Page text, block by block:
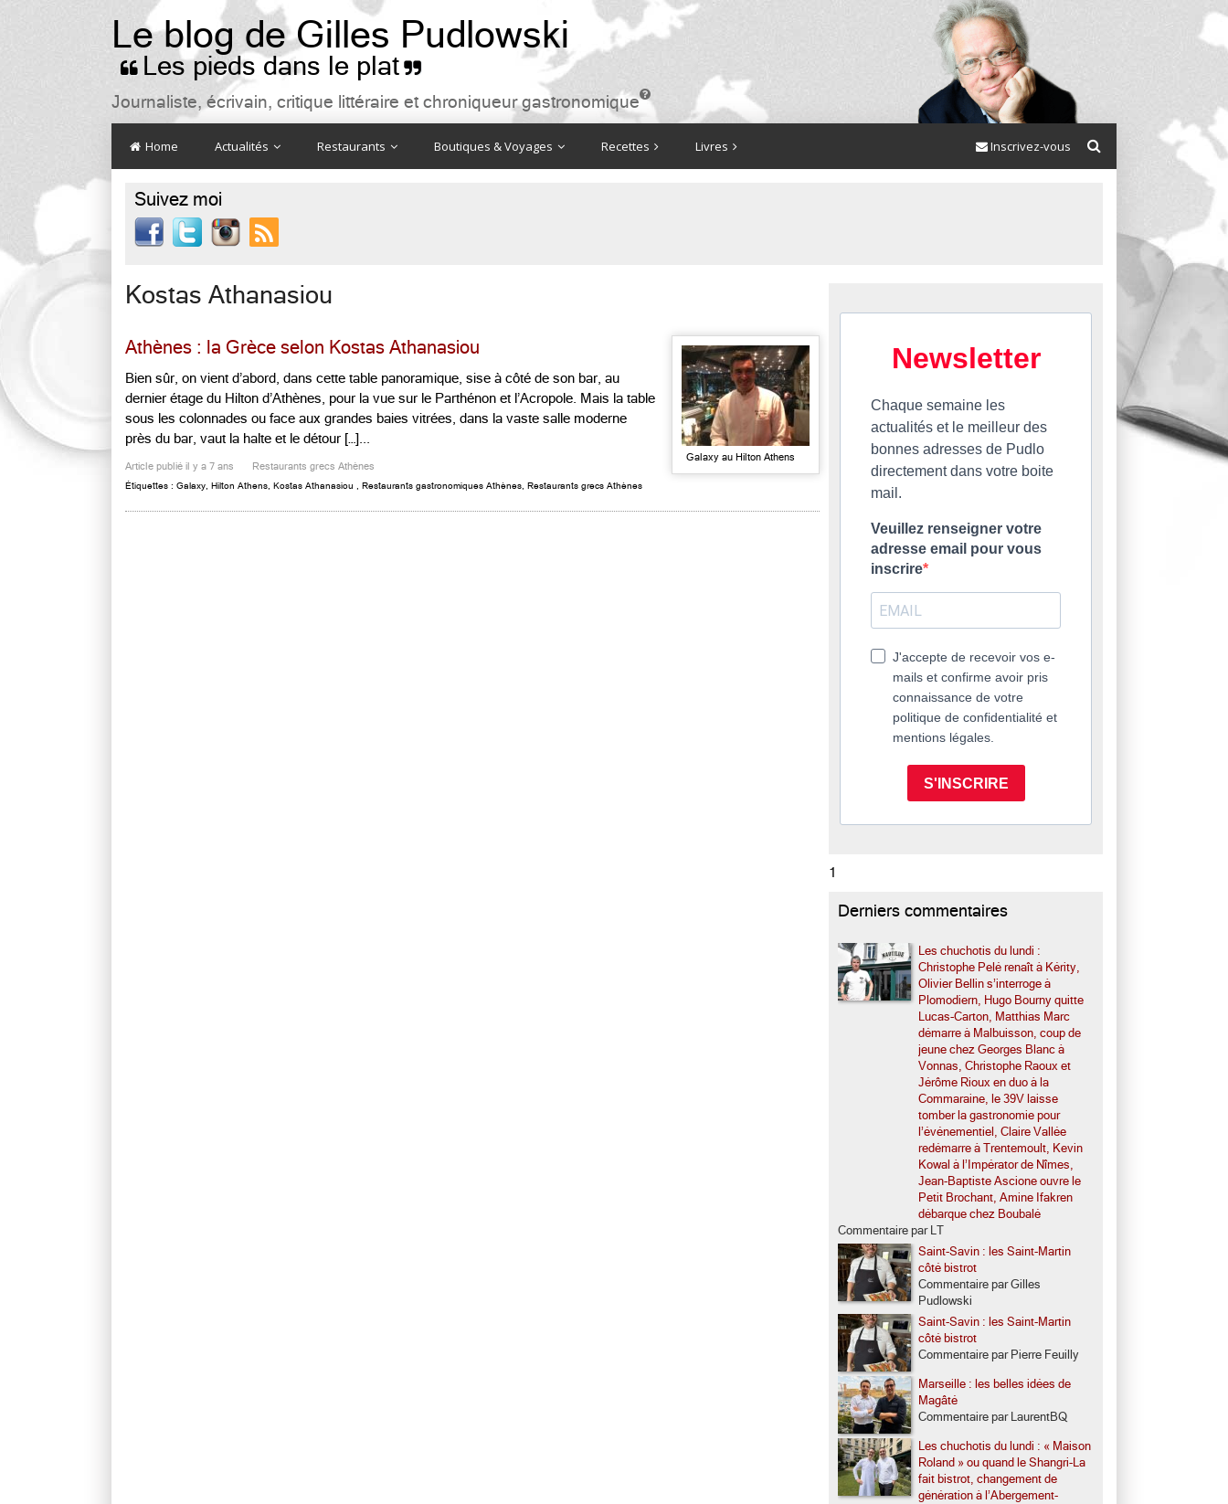
Le blog de Gilles Pudlowski
 Les pieds dans le plat 
Journaliste, écrivain, critique littéraire et chroniqueur gastronomique

Home Actualités Restaurants Boutiques & Voyages Recettes Livres Inscrivez-vous
Suivez moi

Kostas Athanasiou
Athènes : la Grèce selon Kostas Athanasiou
Bien sûr, on vient d’abord, dans cette table panoramique, sise à côté de son bar, au
dernier étage du Hilton d’Athènes, pour la vue sur le Parthénon et l’Acropole. Mais la table
sous les colonnades ou face aux grandes baies vitrées, dans la vaste salle moderne
près du bar, vaut la halte et le détour […]...
Article publié il y a 7 ans Restaurants grecs Athènes
Étiquettes : Galaxy Hilton Athens Kostas Athanasiou Restaurants gastronomiques Athènes Restaurants grecs Athènes
Galaxy au Hilton Athens
Newsletter
Chaque semaine les
actualités et le meilleur des
bonnes adresses de Pudlo
directement dans votre boite
mail.
Veuillez renseigner votre
adresse email pour vous
inscrire
J'accepte de recevoir vos e-
mails et confirme avoir pris
connaissance de votre
politique de confidentialité et
mentions légales.
S'INSCRIRE
1
Derniers commentaires
Les chuchotis du lundi :
Christophe Pelé renaît à Kérity,
Olivier Bellin s’interroge à
Plomodiern, Hugo Bourny quitte
Lucas-Carton, Matthias Marc
démarre à Malbuisson, coup de
jeune chez Georges Blanc à
Vonnas, Christophe Raoux et
Jérôme Rioux en duo à la
Commaraine, le 39V laisse
tomber la gastronomie pour
l’événementiel, Claire Vallée
redémarre à Trentemoult, Kevin
Kowal à l’Impérator de Nîmes,
Jean-Baptiste Ascione ouvre le
Petit Brochant, Amine Ifakren
débarque chez Boubalé
Commentaire par LT
Saint-Savin : les Saint-Martin
côté bistrot
Commentaire par Gilles
Pudlowski
Saint-Savin : les Saint-Martin
côté bistrot
Commentaire par Pierre Feuilly
Marseille : les belles idées de
Magâté
Commentaire par LaurentBQ
Les chuchotis du lundi : « Maison
Roland » ou quand le Shangri-La
fait bistrot, changement de
génération à l’Abergement-